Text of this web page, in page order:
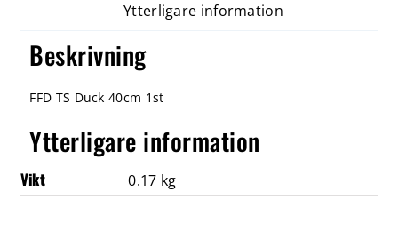
Ytterligare information
Beskrivning
FFD TS Duck 40cm 1st
Ytterligare information
Vikt 0.17 kg